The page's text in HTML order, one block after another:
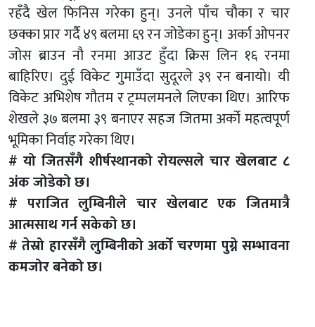
रहँदै खेल फिनिस गरेका हुन्। उनले पाँच चौका र चार
छक्का प्रार गर्दै ४९ बलमा ६९ रन जोडेका हुन्। अर्का ओपनर
जोस ब्राउन नौ रनमा आउट हुँदा क्रिस लिन १६ रनमा
बाहिरिए। दुई विकेट गुमाउँदा सुदूरले ३९ रन बनायो। यी
विकेट अभिशेष गौतम र ट्रम्पलमनले लिएका थिए। आरिफ
शेखले ३७ बलमा ३९ बनाएर सहज जितमा अर्को महत्वपूर्ण
भूमिका निर्वाह गरेका थिए।
# यो जितसँगै शीर्षस्थानको रोयल्सले चार खेलबाट ८
अंक जोडेको छ।
# पराजित लुम्बिनीले चार खेलबाट एक जितमात्रै
आत्मसाथ गर्न सकेको छ।
# तेस्रो हारसँगै लुम्बिनीको अर्को चरणमा पुग्ने सम्भावना
कमजोर बनेको छ।